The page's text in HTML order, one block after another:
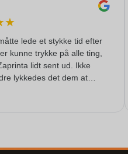
★
lede et stykke tid efter
kunne trykke på alle ting,
lidt sent ud. Ikke
lykkedes det dem at
smukt trykte emaljkrus til